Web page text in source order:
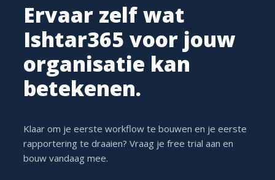
Ishtar365 maakt het eenvoudig om alle
werknemersinformatie centraal te beheren. Hierdoor
Ervaar zelf wat
Ishtar365 voor jouw
organisatie kan
betekenen.
Klaar om je eerste workflow te bouwen en je eerste
rapportering te draaien? Vraag je free trial aan en
bouw vandaag mee.